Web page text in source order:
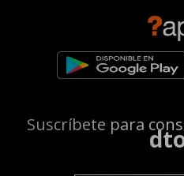
Suscríbete para